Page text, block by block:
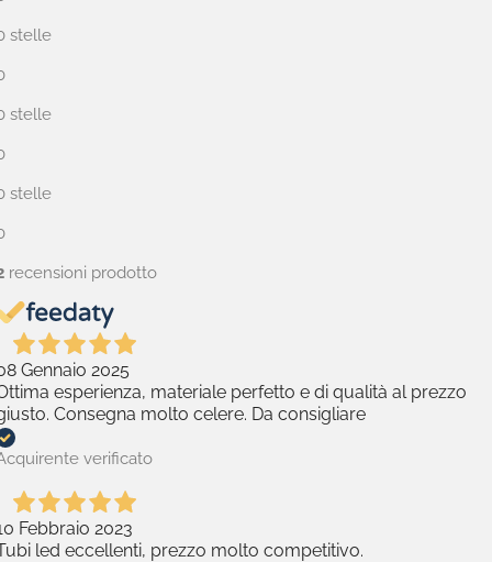
stelle
stelle
stelle
recensioni prodotto
Gennaio 2025
esperienza, materiale perfetto e di qualità al prezzo
Consegna molto celere. Da consigliare
verificato
Febbraio 2023
led eccellenti, prezzo molto competitivo.